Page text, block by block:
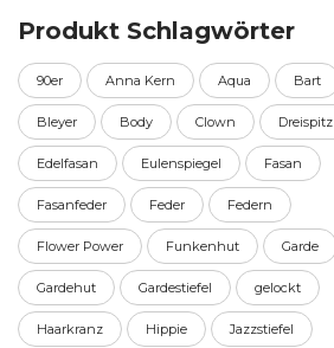
Produkt Schlagwörter
90er Anna Kern Aqua Bart
Bleyer Body Clown Dreispitz
Edelfasan Eulenspiegel Fasan
Fasanfeder Feder Federn
Flower Power Funkenhut Garde
Gardehut Gardestiefel gelockt
Haarkranz Hippie Jazzstiefel